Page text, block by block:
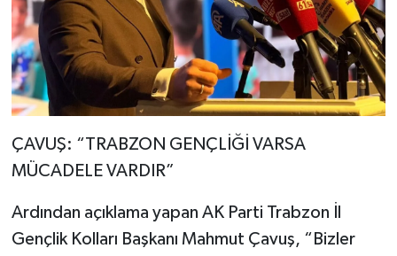
ÇAVUŞ: “TRABZON GENÇLİĞİ VARSA
MÜCADELE VARDIR”
Ardından açıklama yapan AK Parti Trabzon İl
Gençlik Kolları Başkanı Mahmut Çavuş, “Bizler